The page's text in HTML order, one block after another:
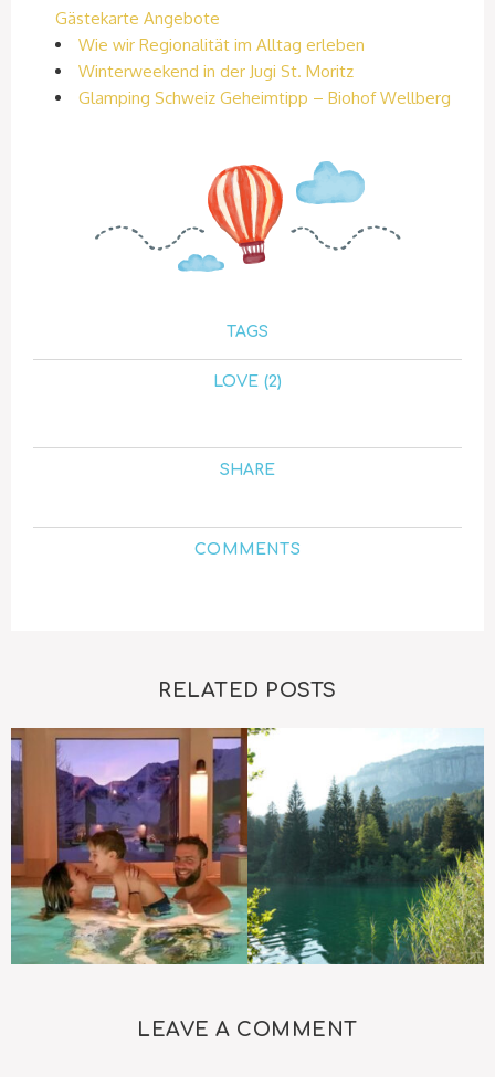
Gästekarte Angebote
Wie wir Regionalität im Alltag erleben
Winterweekend in der Jugi St. Moritz
Glamping Schweiz Geheimtipp – Biohof Wellberg
TAGS
LOVE (2)
SHARE
COMMENTS
RELATED POSTS
LEAVE A COMMENT